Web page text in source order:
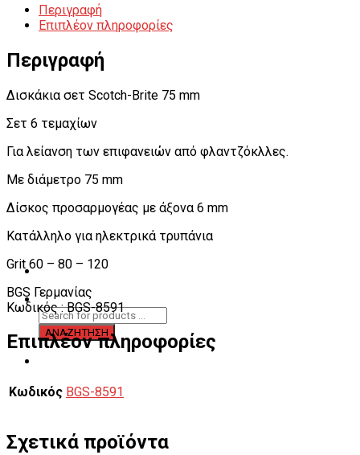
Περιγραφή
Επιπλέον πληροφορίες
Περιγραφή
Δισκάκια σετ Scotch-Brite 75 mm
Σετ 6 τεμαχίων
Για λείανση των επιφανειών από φλαντζόκλλες.
Με διάμετρο 75 mm
Δίσκος προσαρμογέας με άξονα 6 mm
Κατάλληλο για ηλεκτρικά τρυπάνια
Grit 60 – 80 – 120
BGS Γερμανίας
Κωδικός : BGS-8591
Επιπλέον πληροφορίες
Κωδικός BGS-8591
Σχετικά προϊόντα